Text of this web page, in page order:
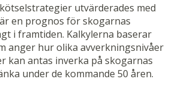
utvärderades med
en prognos för skogarnas
i framtiden. Kalkylerna baserar
anger hur olika avverkningsnivåer
kan antas inverka på skogarnas
under de kommande 50 åren.